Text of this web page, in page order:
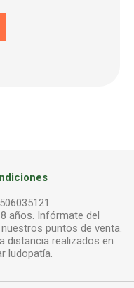
años. Infórmate del
puntos de venta.
distancia realizados en
ludopatía.